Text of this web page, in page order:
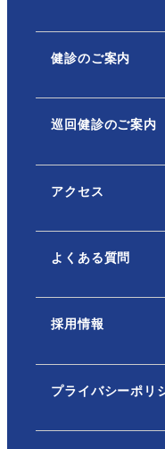
健診のご案内
巡回健診のご案内
アクセス
よくある質問
採用情報
プライバシーポリ